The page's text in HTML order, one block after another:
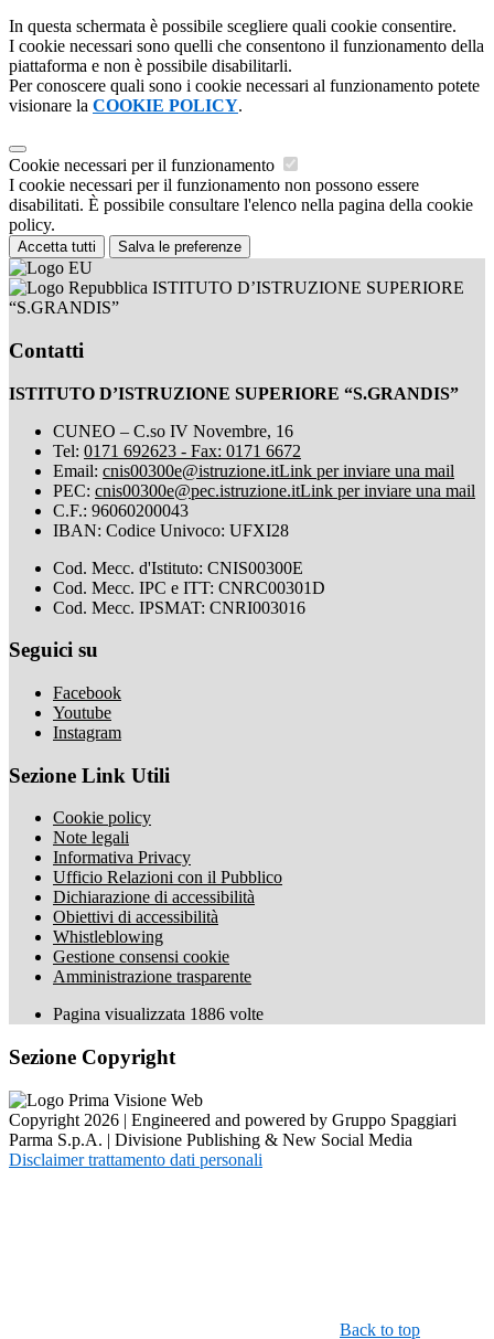
In questa schermata è possibile scegliere quali cookie consentire.
I cookie necessari sono quelli che consentono il funzionamento della
piattaforma e non è possibile disabilitarli.
Per conoscere quali sono i cookie necessari al funzionamento potete
visionare la COOKIE POLICY.
Cookie necessari per il funzionamento
I cookie necessari per il funzionamento non possono essere
disabilitati. È possibile consultare l'elenco nella pagina della cookie
policy.
Accetta tutti Salva le preferenze
ISTITUTO D’ISTRUZIONE SUPERIORE
“S.GRANDIS”
Contatti
ISTITUTO D’ISTRUZIONE SUPERIORE “S.GRANDIS”
CUNEO – C.so IV Novembre, 16
Tel: 0171 692623 - Fax: 0171 6672
Email: cnis00300e@istruzione.itLink per inviare una mail
PEC: cnis00300e@pec.istruzione.itLink per inviare una mail
C.F.: 96060200043
IBAN: Codice Univoco: UFXI28
Cod. Mecc. d'Istituto: CNIS00300E
Cod. Mecc. IPC e ITT: CNRC00301D
Cod. Mecc. IPSMAT: CNRI003016
Seguici su
Facebook
Youtube
Instagram
Sezione Link Utili
Cookie policy
Note legali
Informativa Privacy
Ufficio Relazioni con il Pubblico
Dichiarazione di accessibilità
Obiettivi di accessibilità
Whistleblowing
Gestione consensi cookie
Amministrazione trasparente
Pagina visualizzata 1886 volte
Sezione Copyright
Copyright 2026 | Engineered and powered by Gruppo Spaggiari
Parma S.p.A. | Divisione Publishing & New Social Media
Disclaimer trattamento dati personali
Back to top